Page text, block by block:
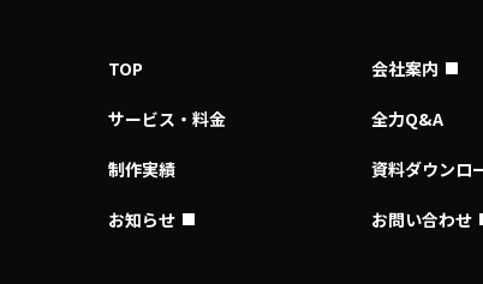
TOP
サービス・料金
制作実績
お知らせ
会社案内
全力Q&A
資料ダウンロ
お問い合わせ